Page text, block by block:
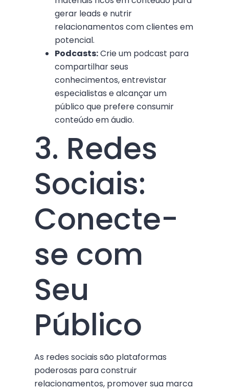
gerar leads e nutrir
relacionamentos com clientes em
potencial.
Podcasts:Crie um podcast para
compartilhar seus
conhecimentos, entrevistar
especialistas e alcançar um
público que prefere consumir
conteúdo em áudio.
3. Redes
Sociais:
Conecte-
se com
Seu
Público
As redes sociais são plataformas
poderosas para construir
relacionamentos, promover sua marca